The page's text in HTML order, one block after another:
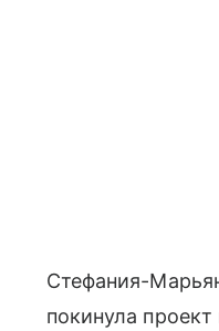
Стефания-
покинула проект